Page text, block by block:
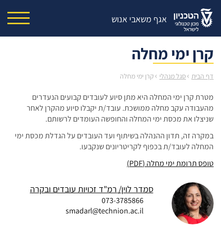
אגף משאבי אנוש
קרן ימי מחלה
דף הבית › סגל מנהלי › קרן ימי מחלה
מטרת קרן ימי המחלה היא מתן סיוע לעובדים קבועים הנעדרים
מהעבודה עקב מחלה ממושכת. עובד/ת יקבלו סיוע מהקרן לאחר
שניצלו את מכסת ימי המחלה והחופשה העומדים לרשותם.
במקרה זה, תדון ההנהלה בשיתוף ועד העובדים על הגדלת מכסת ימי
המחלה לעובד/ת בכפוף לקריטריונים שנקבעו.
טופס תרומת ימי מחלה (PDF)
סמדר לוין רמ"ד זכויות עובדים ובקרה
073-3785866
smadarl@technion.ac.il